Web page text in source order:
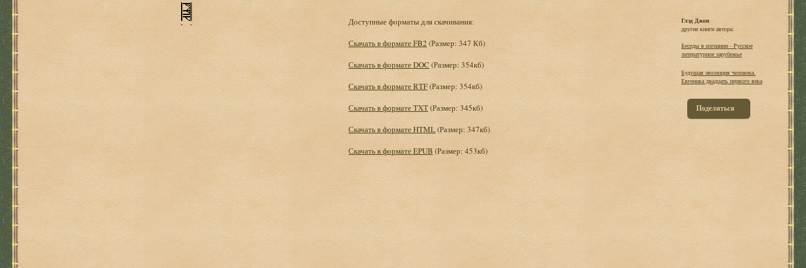
Доступные форматы для скачивания:
Скачать в формате FB2 (Размер: 347 Кб)
Скачать в формате DOC (Размер: 354кб)
Скачать в формате RTF(Размер: 354кб)
Скачать в формате TXT(Размер: 345кб)
Скачать в формате HTML(Размер: 347кб)
Скачать в формате EPUB (Размер: 453кб)
Глэд Джон
другие книги автора:
Беседы в изгнании - Русское
литературное зарубежье
Будущая эволюция человека.
Евгеника двадцать первого века
Поделиться